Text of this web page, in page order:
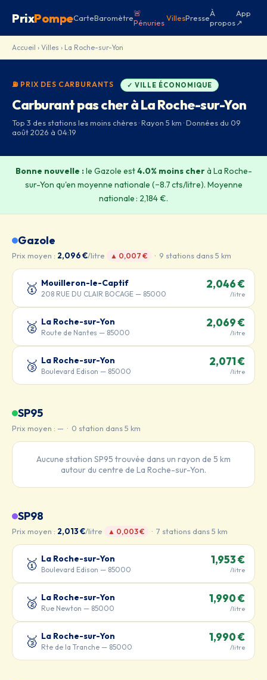
PrixPompeCarteBaromètre🚨
Pénuries VillesPresseÀ
propos
App
↗
Accueil › Villes › La Roche-sur-Yon
⛽ PRIX DES CARBURANTS ✓ VILLE ÉCONOMIQUE
Carburant pas cher à La Roche-sur-Yon
Top 3 des stations les moins chères · Rayon 5 km · Données du 09
août 2026 à 04:19
Bonne nouvelle :le Gazole est4.0% moins cherà La Roche-
sur-Yon qu'en moyenne nationale (−8.7 cts/litre). Moyenne
nationale : 2,184 €.
Gazole
Prix moyen : 2,096 €/litre ▲ 0,007 € · 9 stations dans 5 km
🥇 Mouilleron-le-Captif
208 RUE DU CLAIR BOCAGE — 85000
2,046 €
/litre
🥈 La Roche-sur-Yon
Route de Nantes — 85000
2,069 €
/litre
🥉 La Roche-sur-Yon
Boulevard Edison — 85000
2,071 €
/litre
SP95
Prix moyen : — · 0 station dans 5 km
Aucune station SP95 trouvée dans un rayon de 5 km
autour du centre de La Roche-sur-Yon.
SP98
Prix moyen : 2,013 €/litre ▲ 0,003 € · 7 stations dans 5 km
🥇 La Roche-sur-Yon
Boulevard Edison — 85000
1,953 €
/litre
🥈 La Roche-sur-Yon
Rue Newton — 85000
1,990 €
/litre
🥉 La Roche-sur-Yon
Rte de la Tranche — 85000
1,990 €
/litre